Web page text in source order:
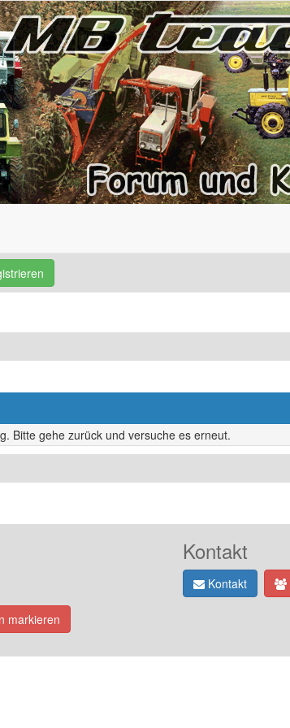
Bitte gehe zurück und versuche es erneut.
markieren
Kontakt
Kontakt